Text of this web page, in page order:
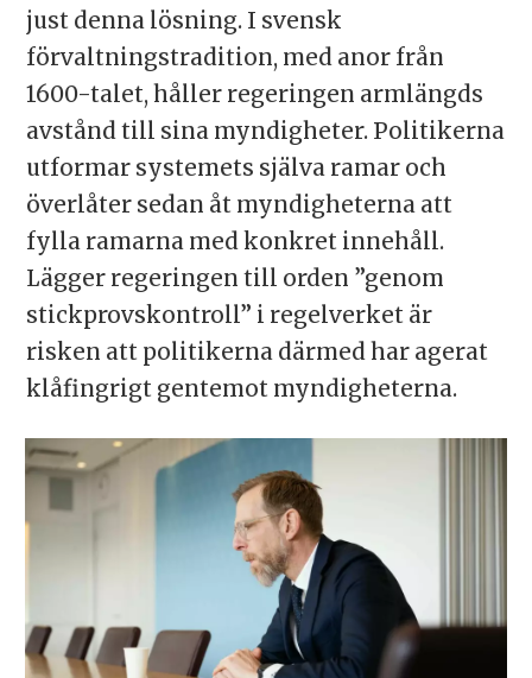
just denna lösning. I svensk
förvaltningstradition, med anor från
1600-talet, håller regeringen armlängds
avstånd till sina myndigheter. Politikerna
utformar systemets själva ramar och
överlåter sedan åt myndigheterna att
fylla ramarna med konkret innehåll.
Lägger regeringen till orden ”genom
stickprovskontroll” i regelverket är
risken att politikerna därmed har agerat
klåfingrigt gentemot myndigheterna.